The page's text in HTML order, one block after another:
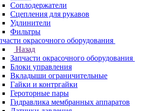
Соплодержатели
Сцепления для рукавов
Удлинители
Фильтры
окрасочного оборудования
Назад
Запчасти окрасочного оборудования
Блоки управления
Вкладыши ограничительные
Гайки и контргайки
Героторные пары
Гидравлика мембранных аппаратов